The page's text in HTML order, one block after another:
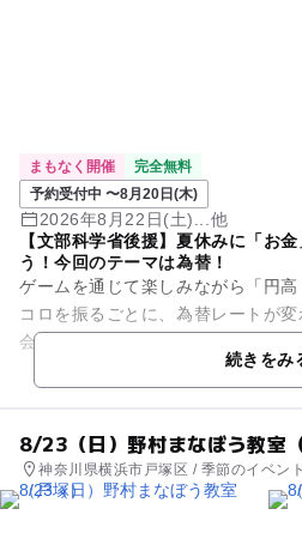
まもなく開催
完全無料
予約受付中 〜8月20日(木)
2026年8月22日(土)...他
【文部科学省後援】夏休みに「お
う！今回のテーマは為替！
ゲームを通じて楽しみながら「円
コロを振るごとに、為替レートが
会社の社長になったつもりで、消
もらいます。 はたして、...続きをみ
8/23（日）野村まなぼう教室
神奈川県横浜市戸塚区 / 季節のイベン